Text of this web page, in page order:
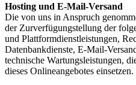
Hosting und E-Mail-Versand
Die von uns in Anspruch
der Zurverfügungstellung der
und Plattformdienstleistungen,
Datenbankdienste, E-Mail-
technische Wartungsleistungen,
dieses Onlineangebotes einsetzen.